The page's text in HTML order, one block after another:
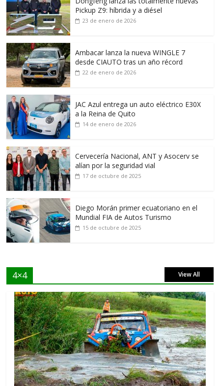
Pickup Z9: híbrida y a diésel
23 de enero de 2026
Ambacar lanza la nueva WINGLE 7
desde CIAUTO tras un año récord
22 de enero de 2026
JAC Azul entrega un auto eléctrico E30X
a la Reina de Quito
14 de enero de 2026
Cervecería Nacional, ANT y Asocerv se
alían por la seguridad vial
17 de octubre de 2025
Diego Morán primer ecuatoriano en el
Mundial FIA de Autos Turismo
15 de octubre de 2025
4×4 View All